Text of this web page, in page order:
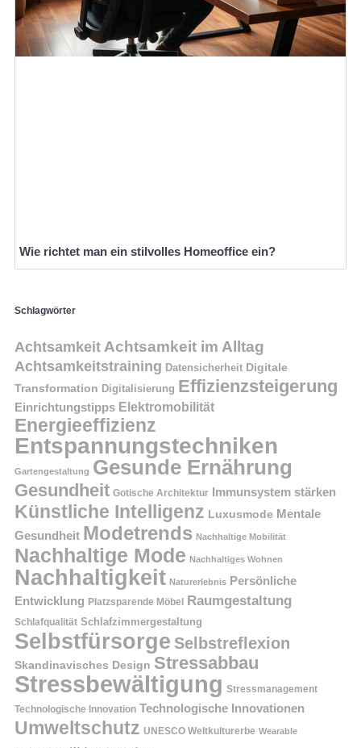
Wie richtet man ein stilvolles Homeoffice ein?
Schlagwörter
Achtsamkeit Achtsamkeit im Alltag
Achtsamkeitstraining Datensicherheit Digitale
Transformation Digitalisierung Effizienzsteigerung
Einrichtungstipps Elektromobilität
Energieeffizienz
Entspannungstechniken
Gartengestaltung Gesunde Ernährung
Gesundheit Gotische Architektur Immunsystem stärken
Künstliche Intelligenz Luxusmode Mentale
Gesundheit Modetrends Nachhaltige Mobilität
Nachhaltige Mode Nachhaltiges Wohnen
Nachhaltigkeit Naturerlebnis Persönliche
Entwicklung Platzsparende Möbel Raumgestaltung
Schlafqualität Schlafzimmergestaltung
Selbstfürsorge Selbstreflexion
Skandinavisches Design Stressabbau
Stressbewältigung Stressmanagement
Technologische Innovation Technologische Innovationen
Umweltschutz UNESCO Weltkulturerbe Wearable